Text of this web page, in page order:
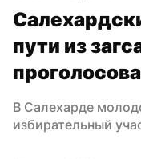
пути из
В Салехарде
избирательный